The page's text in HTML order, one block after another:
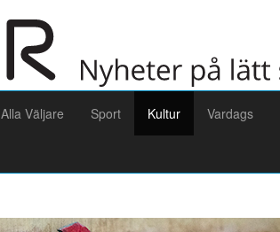
Alla Väljare Sport Kultur Vardags